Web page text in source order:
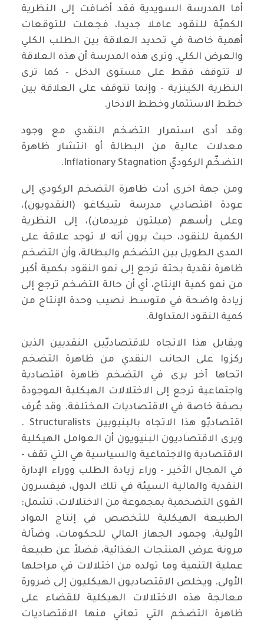
أما المدرسة السويدية فقد أضافت إلى النظرية
الكميّة للنقود عاملا جديدا، فجعلت للتوقعات
أهمية خاصة في تحديد العلاقة بين الطلب الكلي
والعرض الكلي. وترى هذه المدرسة أن هذه العلاقة
لا تتوقف فقط على مستوى الدخل - كما ترى
النظرية الكينزية - وإنما تتوقف على العلاقة بين
خطط الاستثمار وخطط الادخار.
وقد أدى استمرار التضخم النقدي مع وجود
معدلات عالية من البطالة أو انتشار ظاهرة
التضخّم الركوديّ Inflationary Stagnation.
ومن جهة اخرى أدت ظاهرة التضخم الركودي إلى
عودة اقتصاديي مدرسة شيكاغو (النقدويون)،
وعلى رأسهم (ميلتون فريدمان)، إلى النظرية
الكمية للنقود، حيث يرون أنه لا توجد علاقة على
المدى الطويل بين التضخم والبطالة، وأن التضخم
ظاهرة نقدية بحتة ترجع إلى نمو النقود بكمية أكبر
من نمو كمية الإنتاج، أي أن حالة التضخم ترجع إلى
زيادة واضحة في متوسط نصيب وحدة الإنتاج من
كمية النقود المتداولة.
ويقابل هذا الاتجاه للاقتصاديّين النقديين الذين
ركزوا على الجانب النقدي من ظاهرة التضخم
اتجاها آخر يرى في التضخم ظاهرة اقتصادية
واجتماعية ترجع إلى الاختلالات الهيكلية الموجودة
بصفة خاصة في الاقتصاديات المختلفة. وقد عُرف
اقتصاديّو هذا الاتجاه بالبنيويين Structuralists .
ويرى الاقتصاديون البنيويون أن العوامل الهيكلية
الاقتصادية والاجتماعية والسياسية هي التي تقف -
في المجال الأخير - وراء زيادة الطلب ووراء الإدارة
النقدية والمالية السيئة في تلك الدول، فيفسرون
القوى التضخمية بمجموعة من الاختلالات، تشمل:
الطبيعة الهيكلية للتخصص في إنتاج المواد
الأولية، وجمود الجهاز المالي للحكومات، وضآلة
مرونة عرض المنتجات الغذائية، فضلاً عن طبيعة
عملية التنمية وما تولده من اختلالات في مراحلها
الأولى. ويخلص الاقتصاديون الهيكليون إلى ضرورة
معالجة هذه الاختلالات الهيكلية للقضاء على
ظاهرة التضخم التي تعاني منها الاقتصاديات